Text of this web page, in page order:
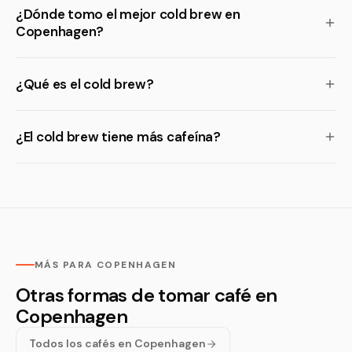
¿Dónde tomo el mejor cold brew en
Copenhagen?
¿Qué es el cold brew?
¿El cold brew tiene más cafeína?
MÁS PARA COPENHAGEN
Otras formas de tomar café en
Copenhagen
Todos los cafés en Copenhagen